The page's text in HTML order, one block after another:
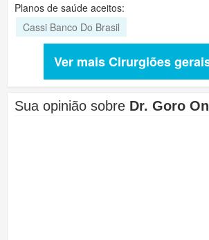
Planos de saúde aceitos:
Cassi Banco Do Brasil
Ver mais Cirurgiões
Sua opinião sobre Dr. Goro